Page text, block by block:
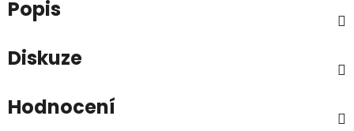
Popis
Diskuze
Hodnocení